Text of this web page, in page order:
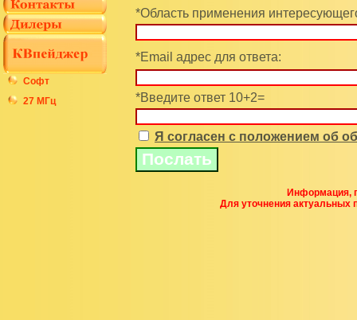
Софт
27 МГц
*Область применения
*Email адрес для ответа:
*Введите ответ 10+2=
Я согласен с положением об
Информация,
Для уточнения актуальных